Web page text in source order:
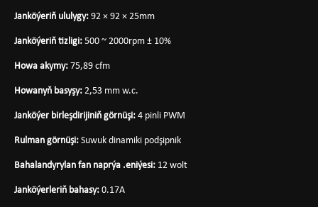
Janköýeriň ululygy: 92 × 92 × 25mm
Janköýeriň tizligi: 500 ~ 2000rpm ± 10%
Howa akymy: 75,89 cfm
Howanyň basyşy: 2,53 mm w.c.
Janköýer birleşdirijiniň görnüşi: 4 pinli PWM
Rulman görnüşi: Suwuk dinamiki podşipnik
Bahalandyrylan fan naprýa .eniýesi: 12 wolt
Janköýerleriň bahasy: 0.17A